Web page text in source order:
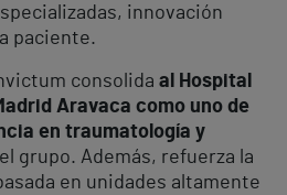
innovación
paciente.
consolida al Hospital
Aravaca como uno de
en traumatología y
grupo. Además, refuerza la
en unidades altamente